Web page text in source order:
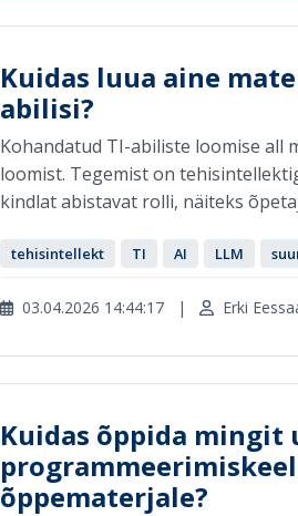
Kuidas luua aine
abilisi?
Kohandatud TI-abiliste loomise all
loomist. Tegemist on
kindlat abistavat rolli, näiteks
tehisintellekt TI AI LLM
03.04.2026 14:44:17 | Erki
Kuidas õppida
õppematerjale?